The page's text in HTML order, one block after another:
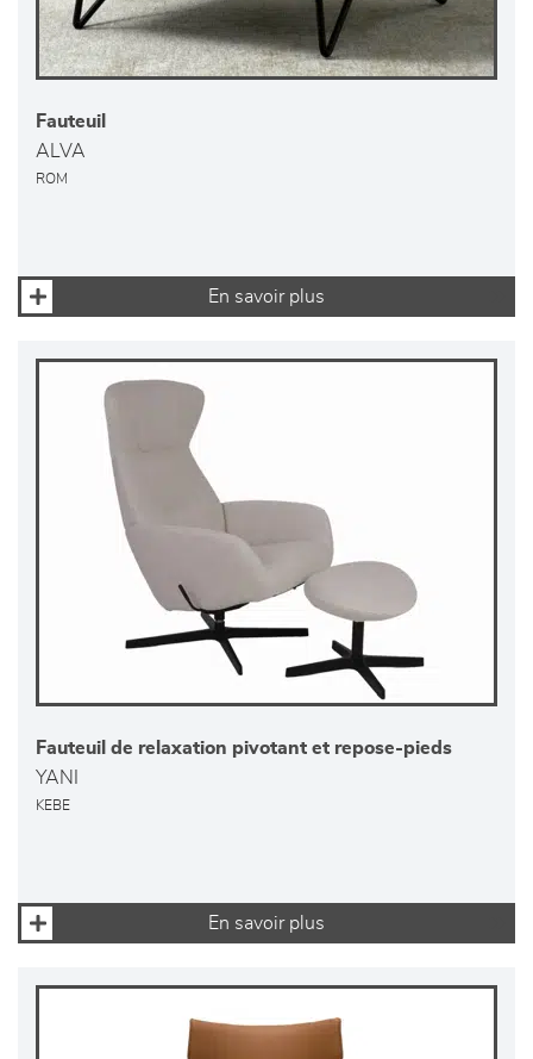
Fauteuil
ALVA
ROM
En savoir plus
Fauteuil de relaxation pivotant et repose-pieds
YANI
KEBE
En savoir plus